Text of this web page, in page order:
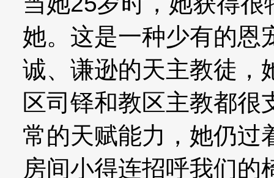
她。这是一种少有的恩
诚、谦逊的天主教徒，
区司铎和教区主教都很
常的天赋能力，她仍过
房间小得连招呼我们